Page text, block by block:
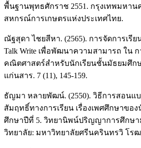
พื้นฐานพุทธศักราช 2551. กรุงเทพมหา
สหกรณ์การเกษตรแห่งประเทศไทย.
ณัฐสุดา ไชยสีหา. (2565). การจัดการเรี
Talk Write เพื่อพัฒนาความสามารถ ใน
คณิตศาสตร์สำหรับนักเรียนชั้นมัธยมศึก
แก่นสาร. 7 (11), 145-159.
ธัญมา หลายพัฒน์. (2550). วิธีการสอนแ
สัมฤทธิ์ทางการเรียน เรื่องเพศศึกษาขอ
ศึกษาปีที่ 5. วิทยานิพน์ปริญญาการศึก
วิทยาลัย: มหาวิทยาลัยศรีนครินทรวิ โร